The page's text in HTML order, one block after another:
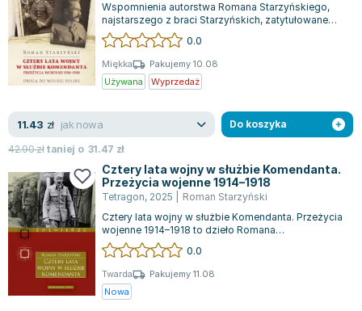
Zarządzanie i marketing - książki
Nauka języków obcych - książki
Podręczniki dla nauczycieli - metodyka
Repetytoria, testy i materiały pomocnicze
Melissa De la Cruz
Blanka Lipińska
Jaś Kapela
Agatha Christie
Marcin Kowalczyk
Piotr Zychowicz
Joanna Jabłczyńska
Piotr Kościelny
Jan Piński
Zygmunt Freud
Agata Passent
Michel Moran
Wspomnienia autorstwa Romana Starzyńskiego,
najstarszego z braci Starzyńskich, zatytułowane
"Cztery lata wojny w służbie Komendant...
0.0
Miękka
Pakujemy 10.08
Używana
Wyprzedaż
11.43 zł jak nowa
42.90złtaniej o 31.47 zł
Do koszyka
Cztery lata wojny w służbie Komendanta.
Przeżycia wojenne 1914–1918
Tetragon, 2025
Roman Starzyński
Cztery lata wojny w służbie Komendanta. Przeżycia
wojenne 1914–1918 to dzieło Romana
Starzyńskiego, opublikowane w 2019 roku i obe...
0.0
Twarda
Pakujemy 11.08
Nowa